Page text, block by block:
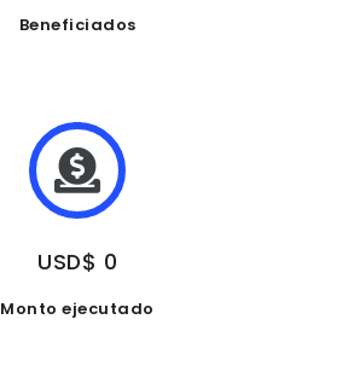
Beneficiados
USD$ 0
Monto ejecutado